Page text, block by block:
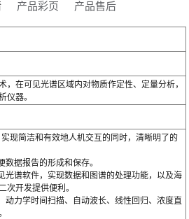
产品彩页 产品售后
，在可见光谱区域内对物质作定性、定量分析，
仪器。
现简洁和有效地人机交互的同时，清晰明了的
据报告的形成和保存。
光谱软件，实现数据和图谱的处理功能，以及海
次开发提供便利。
动力学时间扫描、自动波长、线性回归、浓度直